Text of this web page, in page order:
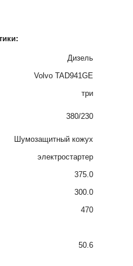
Дизель
Volvo TAD941GE
три
380/230
Шумозащитный кожух
электростартер
375.0
300.0
470
50.6